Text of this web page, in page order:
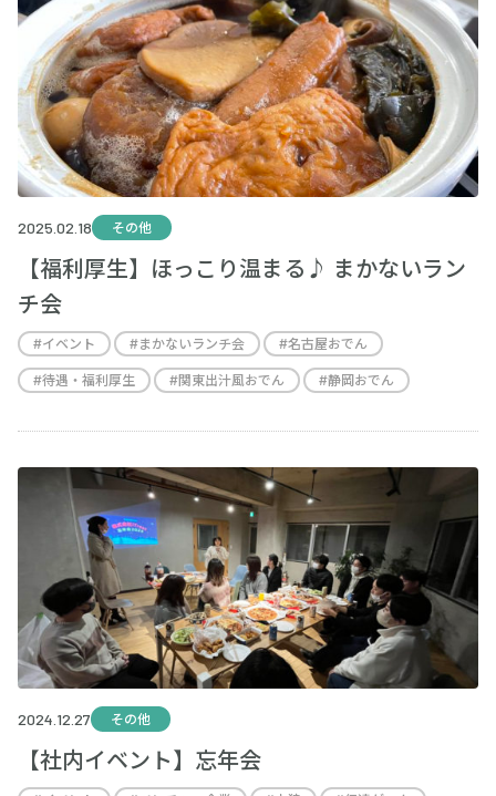
2025.02.18 その他
【福利厚生】ほっこり温まる♪ まかないラン
チ会
#イベント #まかないランチ会 #名古屋おでん
#待遇・福利厚生 #関東出汁風おでん #静岡おでん
2024.12.27 その他
【社内イベント】忘年会